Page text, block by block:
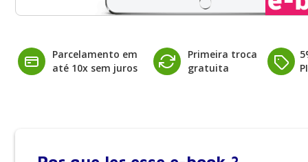
Parcelamento em
até 10x sem juros
Primeira troca
gratuita